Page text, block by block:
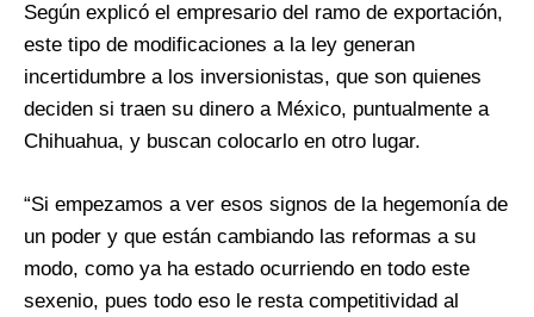
Según explicó el empresario del ramo de exportación,
este tipo de modificaciones a la ley generan
incertidumbre a los inversionistas, que son quienes
deciden si traen su dinero a México, puntualmente a
Chihuahua, y buscan colocarlo en otro lugar.
“Si empezamos a ver esos signos de la hegemonía de
un poder y que están cambiando las reformas a su
modo, como ya ha estado ocurriendo en todo este
sexenio, pues todo eso le resta competitividad al